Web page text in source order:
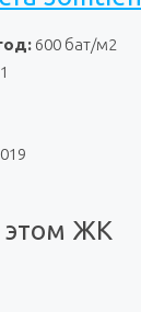
600 бат/м2
1
этом ЖК